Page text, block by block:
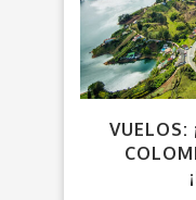
VUELOS: